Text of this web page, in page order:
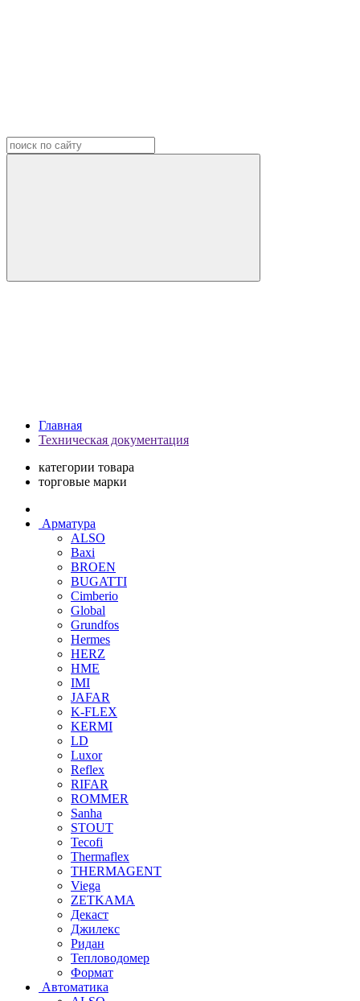
Главная
Техническая документация
категории товара
торговые марки
Арматура
ALSO
Baxi
BROEN
BUGATTI
Cimberio
Global
Grundfos
Hermes
HERZ
HME
IMI
JAFAR
K-FLEX
KERMI
LD
Luxor
Reflex
RIFAR
ROMMER
Sanha
STOUT
Tecofi
Thermaflex
THERMAGENT
Viega
ZETKAMA
Декаст
Джилекс
Ридан
Тепловодомер
Формат
Автоматика